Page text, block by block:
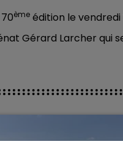
ème édition le vendredi
Gérard Larcher qui